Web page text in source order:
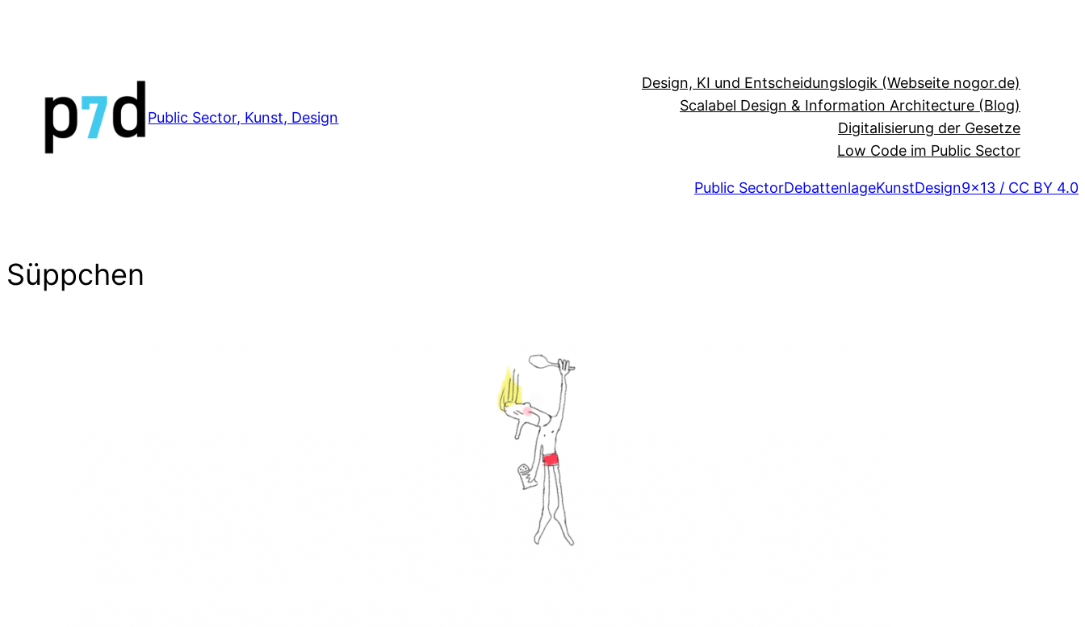
Public Sector, Kunst, Design
Design, KI und Entscheidungslogik (Webseite nogor.de)
Scalabel Design & Information Architecture (Blog)
Digitalisierung der Gesetze
Low Code im Public Sector
Public SectorDebattenlageKunstDesign9×13 / CC BY 4.0
Süppchen